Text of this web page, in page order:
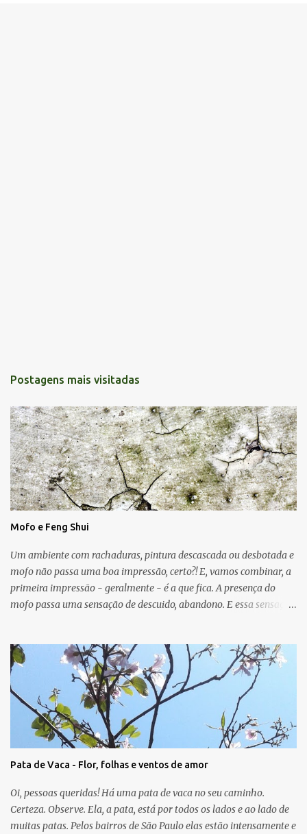
Postagens mais visitadas
Mofo e Feng Shui
Um ambiente com rachaduras, pintura descascada ou desbotada e
mofo não passa uma boa impressão, certo?! E, vamos combinar, a
primeira impressão - geralmente - é a que fica. A presença do
mofo passa uma sensação de descuido, abandono. E essa sensação,
devido as condições de umidade, falta de luz e falta de ventilação.
As manchas escuras podem aparecer nas paredes, no teto e até
mesmo no chão e, em geral, o mofo é causado por micro-
organismos (fungos, algas) que se proliferam com a umidade.
Para o Feng Shui, o mofo pode ser um sinal de que a energia do
guá em que ele aparece não vai bem. A casa pode mostrar, por
meio dessa manifestação física, que o relacionamento, o sucesso, o
trabalho, a saúde, a criatividade, a família, os amigos e/ou a
espiritualidade precisam de atenção. A cura será uma nova
pintura, somada a melhor ventilação do ...
Pata de Vaca - Flor, folhas e ventos de amor
Oi, pessoas queridas! Há uma pata de vaca no seu caminho.
Certeza. Observe. Ela, a pata, está por todos os lados e ao lado de
muitas patas. Pelos bairros de São Paulo elas estão intensamente e